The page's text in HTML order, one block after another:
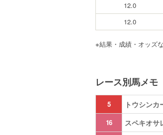
12.0
12.0
※結果・成績・オッズ
レース別馬メモ
5 トウシンカ
16 スペキオサ